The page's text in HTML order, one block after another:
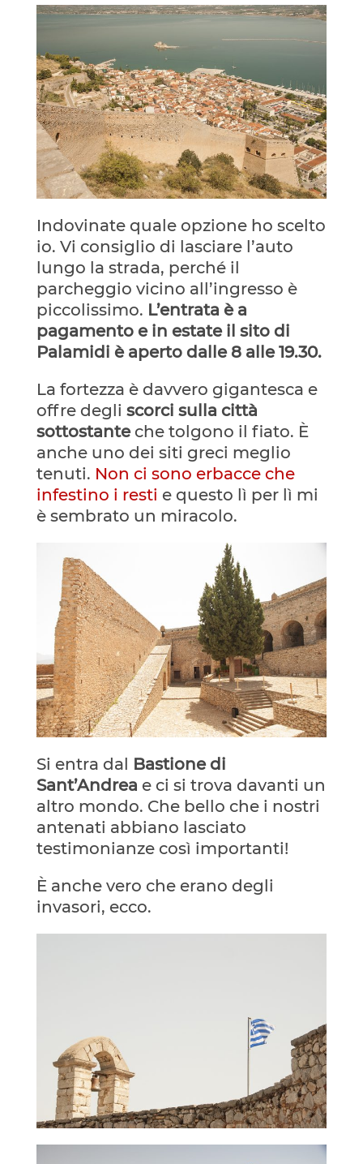
Indovinate quale opzione ho scelto
io. Vi consiglio di lasciare l’auto
lungo la strada, perché il
parcheggio vicino all’ingresso è
piccolissimo. L’entrata è a
pagamento e in estate il sito di
Palamidi è aperto dalle 8 alle 19.30.
La fortezza è davvero gigantesca e
offre degli scorci sulla città
sottostanteche tolgono il fiato. È
anche uno dei siti greci meglio
tenuti. Non ci sono erbacce che
infestino i resti e questo lì per lì mi
è sembrato un miracolo.
Si entra dal Bastione di
Sant’Andrea e ci si trova davanti un
altro mondo. Che bello che i nostri
antenati abbiano lasciato
testimonianze così importanti!
È anche vero che erano degli
invasori, ecco.